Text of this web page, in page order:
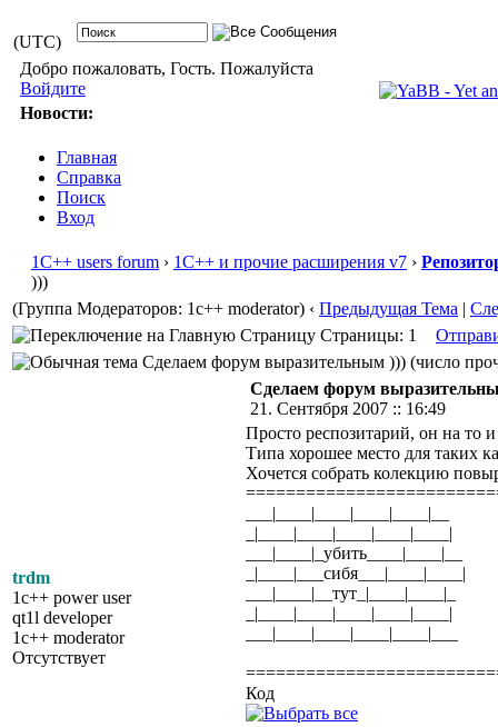
(UTC)
Добро пожаловать, Гость. Пожалуйста
Войдите
Новости:
Главная
Справка
Поиск
Вход
1С++ users forum › 1С++ и прочие расширения v7 ›
)))
(Группа Модераторов: 1c++ moderator) ‹ Предыдущая Тема |
Страницы: 1
Сделаем форум выразительным ))) (число
trdm
1c++ power user
qt1l developer
1c++ moderator
Отсутствует
Сделаем форум
21. Сентября 2007 :: 16:49
Просто респозитарий, он на то
Типа хорошее место для таких
Хочется собрать колекцию
___|____|____|____|____|__
_|____|____|____|____|____|
___|____|_убить____|____|__
_|____|___сибя___|____|____|
___|____|__тут_|____|____|_
_|____|____|____|____|____|
___|____|____|____|____|___
Код